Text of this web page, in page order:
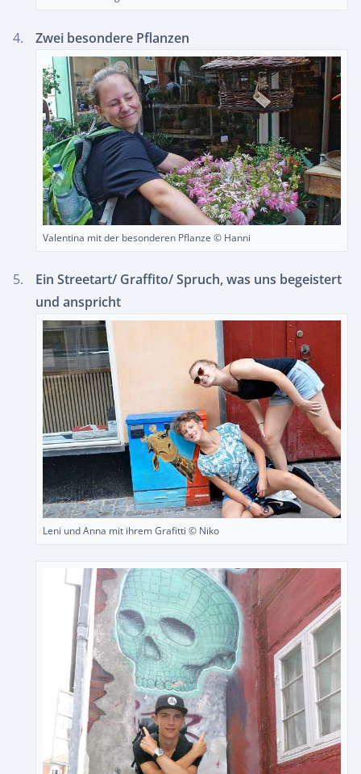
Zwei besondere Pflanzen
Valentina mit der besonderen Pflanze © Hanni
Ein Streetart/ Graffito/ Spruch, was uns begeistert
und anspricht
Leni und Anna mit ihrem Grafitti © Niko